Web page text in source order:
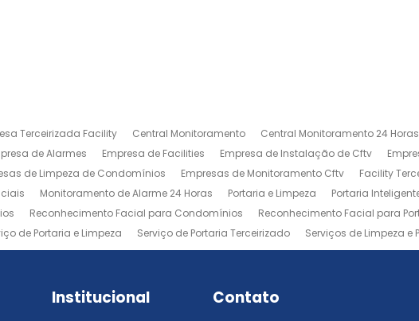
Terceirizada Facility Central Monitoramento Central Monitoramento 24 Horas
de Alarmes Empresa de Facilities Empresa de Instalação de Cftv
de Limpeza de Condomínios Empresas de Monitoramento Cftv Facility
Monitoramento de Alarme 24 Horas Portaria e Limpeza Portaria
Reconhecimento Facial para Condomínios Reconhecimento Facial para
de Portaria e Limpeza Serviço de Portaria Terceirizado Serviços de Limpeza e
Institucional Contato